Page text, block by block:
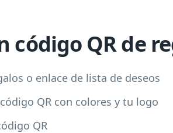
código QR de
o enlace de lista de deseos
QR con colores y tu logo
QR